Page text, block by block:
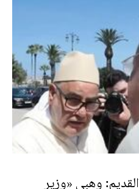
وهبي «وزير